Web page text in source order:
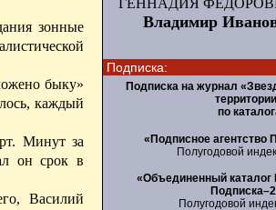
зонные
быку»
каждый
Минут за
он срок в
Василий
ГЕННАДИЯ
Владимир
Подписка:
Подписка на журнал
по
«Подписное
Полугодовой
«Объединенный
Полугодовой